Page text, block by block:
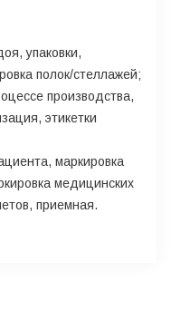
упаковки,
полок/стеллажей;
производства,
этикетки
маркировка
медицинских
приемная.